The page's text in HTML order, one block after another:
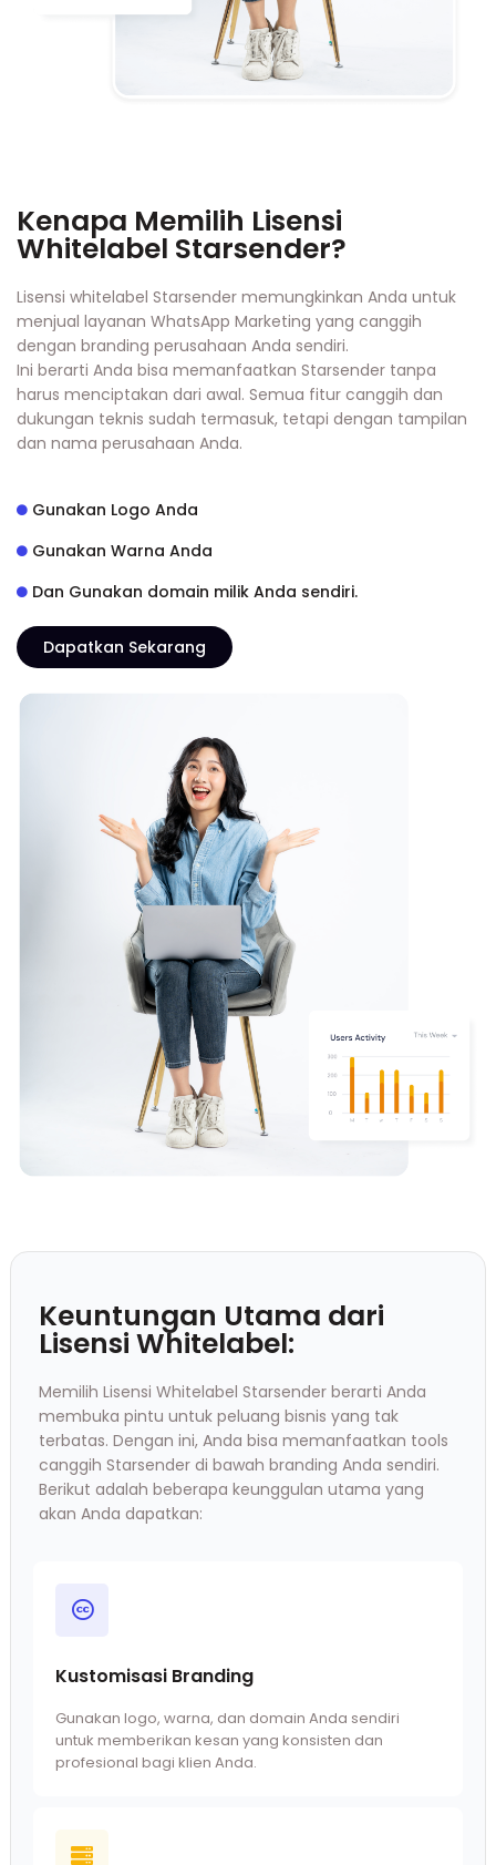
Kenapa Memilih Lisensi
Whitelabel Starsender?
Lisensi whitelabel Starsender memungkinkan Anda untuk
menjual layanan WhatsApp Marketing yang canggih
dengan branding perusahaan Anda sendiri.
Ini berarti Anda bisa memanfaatkan Starsender tanpa
harus menciptakan dari awal. Semua fitur canggih dan
dukungan teknis sudah termasuk, tetapi dengan tampilan
dan nama perusahaan Anda.
Gunakan Logo Anda
Gunakan Warna Anda
Dan Gunakan domain milik Anda sendiri.
Dapatkan Sekarang
Keuntungan Utama dari
Lisensi Whitelabel:
Memilih Lisensi Whitelabel Starsender berarti Anda
membuka pintu untuk peluang bisnis yang tak
terbatas. Dengan ini, Anda bisa memanfaatkan tools
canggih Starsender di bawah branding Anda sendiri.
Berikut adalah beberapa keunggulan utama yang
akan Anda dapatkan:
Kustomisasi Branding
Gunakan logo, warna, dan domain Anda sendiri
untuk memberikan kesan yang konsisten dan
profesional bagi klien Anda.